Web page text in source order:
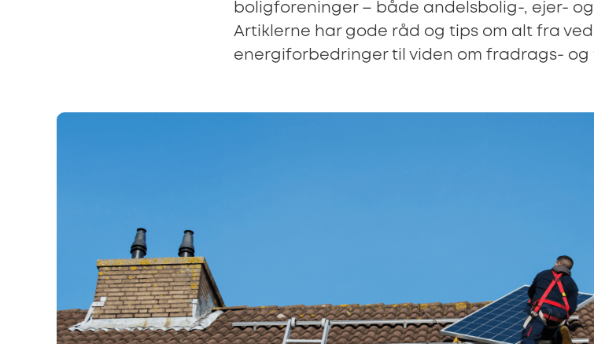
boligforeninger – både andelsbolig-, ejer-
Artiklerne har gode råd og tips om alt fra
energiforbedringer til viden om fradrags- og